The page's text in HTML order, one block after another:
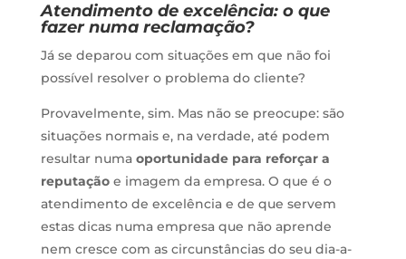
Atendimento de excelência: o que
fazer numa reclamação?
Já se deparou com situações em que não foi
possível resolver o problema do cliente?
Provavelmente, sim. Mas não se preocupe: são
situações normais e, na verdade, até podem
resultar numa oportunidade para reforçar a
reputaçãoe imagem da empresa. O que é o
atendimento de excelência e de que servem
estas dicas numa empresa que não aprende
nem cresce com as circunstâncias do seu dia-a-